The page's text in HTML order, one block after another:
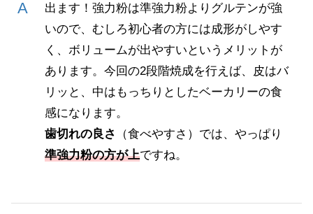
出ます！強力粉は準強力粉よりグルテンが強
いので、むしろ初心者の方には成形がしやす
く、ボリュームが出やすいというメリットが
あります。今回の2段階焼成を行えば、皮はバ
リッと、中はもっちりとしたベーカリーの食
感になります。
歯切れの良さ
（食べやすさ）では、やっぱり
準強力粉の方が上ですね。